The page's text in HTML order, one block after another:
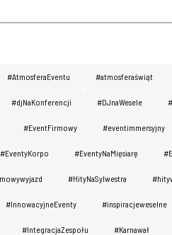
#AtmosferaEventu #atmosferaświąt
#djNaKonferencji #DJnaWesele
#EventFirmowy #eventimmersyjny
#EventyKorpo #EventyNaMięsiarę
#HityNaSylwestra
#InnowacyjneEventy #inspiracjeweselne
#IntegracjaZespołu #Karnawał